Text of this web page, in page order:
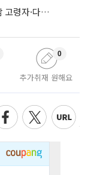
세제 개편에 복잡해진 자산가 셈법⋯강남 고령자·다주택자 ‘자산재편 고심’
추가취재 원해요
0